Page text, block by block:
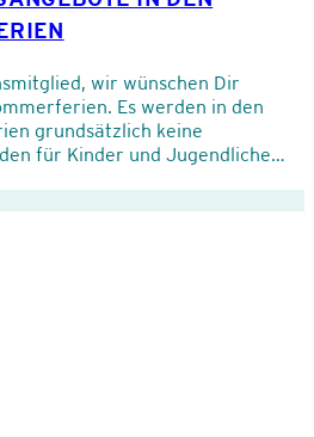
wir wünschen Dir
Es werden in den
grundsätzlich keine
für Kinder und Jugendliche…